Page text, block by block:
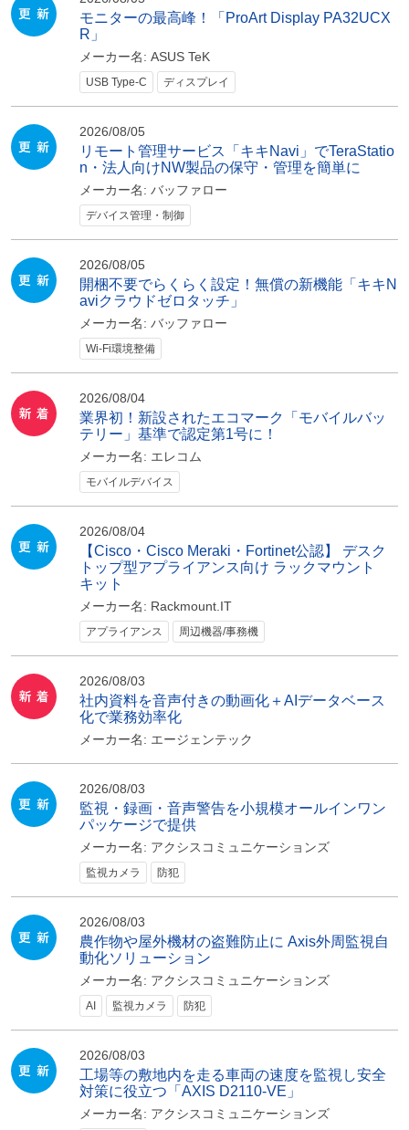
モニターの最高峰！「ProArt Display PA32UCX
R」
メーカー名: ASUS TeK
USB Type-C ディスプレイ
2026/08/05
リモート管理サービス「キキNavi」でTeraStatio
n・法人向けNW製品の保守・管理を簡単に
メーカー名: バッファロー
デバイス管理・制御
2026/08/05
開梱不要でらくらく設定！無償の新機能「キキN
aviクラウドゼロタッチ」
メーカー名: バッファロー
Wi-Fi環境整備
2026/08/04
業界初！新設されたエコマーク「モバイルバッ
テリー」基準で認定第1号に！
メーカー名: エレコム
モバイルデバイス
2026/08/04
【Cisco・Cisco Meraki・Fortinet公認】 デスク
トップ型アプライアンス向け ラックマウント
キット
メーカー名: Rackmount.IT
アプライアンス 周辺機器/事務機
2026/08/03
社内資料を音声付きの動画化＋AIデータベース
化で業務効率化
メーカー名: エージェンテック
2026/08/03
監視・録画・音声警告を小規模オールインワン
パッケージで提供
メーカー名: アクシスコミュニケーションズ
監視カメラ 防犯
2026/08/03
農作物や屋外機材の盗難防止に Axis外周監視自
動化ソリューション
メーカー名: アクシスコミュニケーションズ
AI 監視カメラ 防犯
2026/08/03
工場等の敷地内を走る車両の速度を監視し安全
対策に役立つ「AXIS D2110-VE」
メーカー名: アクシスコミュニケーションズ